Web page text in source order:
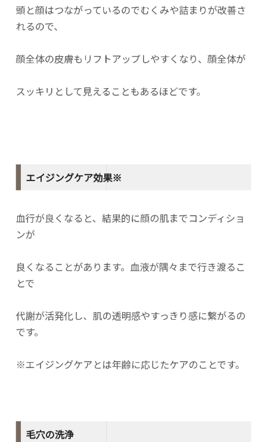
頭と顔はつながっているのでむくみや詰まりが改善さ
れるので、
顔全体の皮膚もリフトアップしやすくなり、顔全体が
スッキリとして見えることもあるほどです。
エイジングケア効果※
血行が良くなると、結果的に顔の肌までコンディショ
ンが
良くなることがあります。血液が隅々まで行き渡るこ
とで
代謝が活発化し、肌の透明感やすっきり感に繋がるの
です。
※エイジングケアとは年齢に応じたケアのことです。
毛穴の洗浄